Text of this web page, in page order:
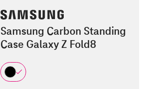
Samsung Carbon Standing
Case Galaxy Z Fold8